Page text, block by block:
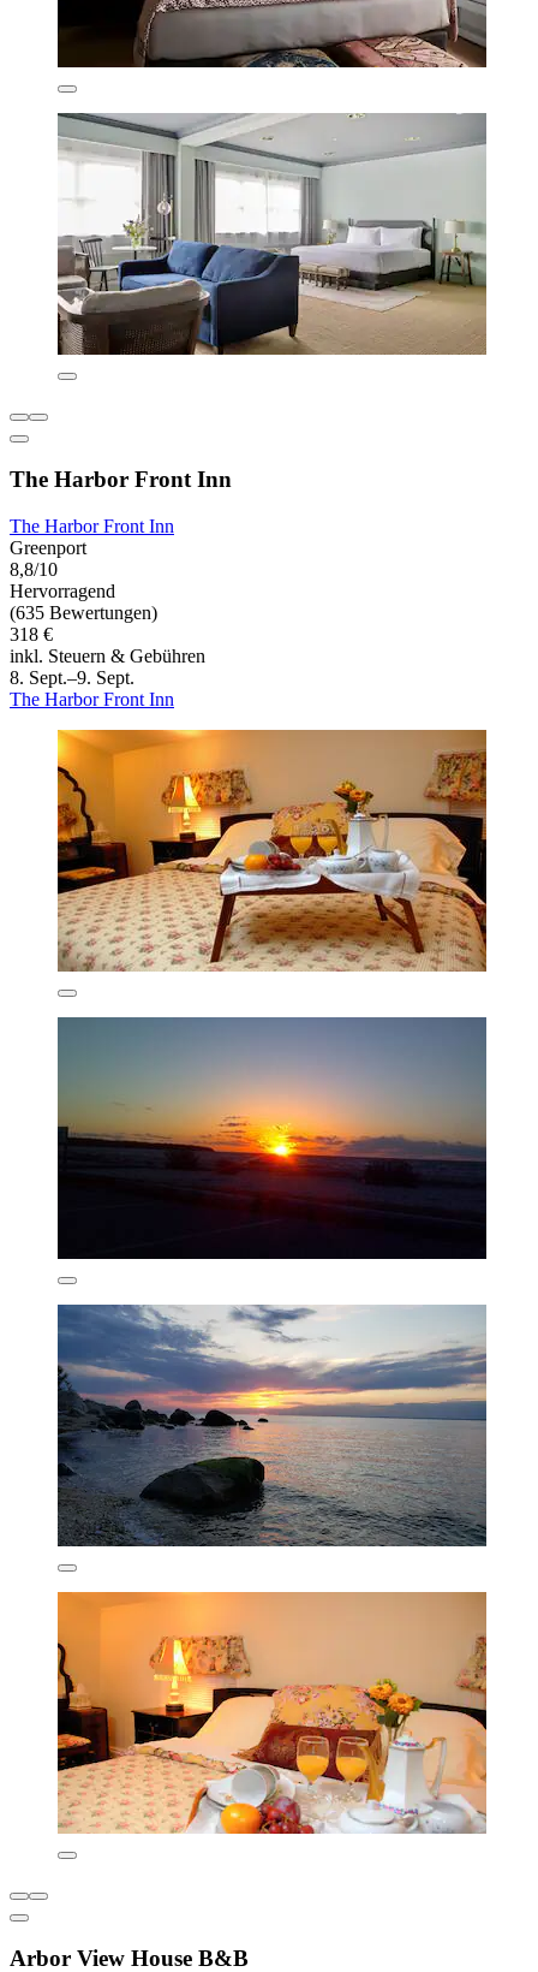
The Harbor Front Inn
The Harbor Front Inn
Greenport
8,8/10
Hervorragend
(635 Bewertungen)
318 €
inkl. Steuern & Gebühren
8. Sept.–9. Sept.
The Harbor Front Inn
Arbor View House B&B